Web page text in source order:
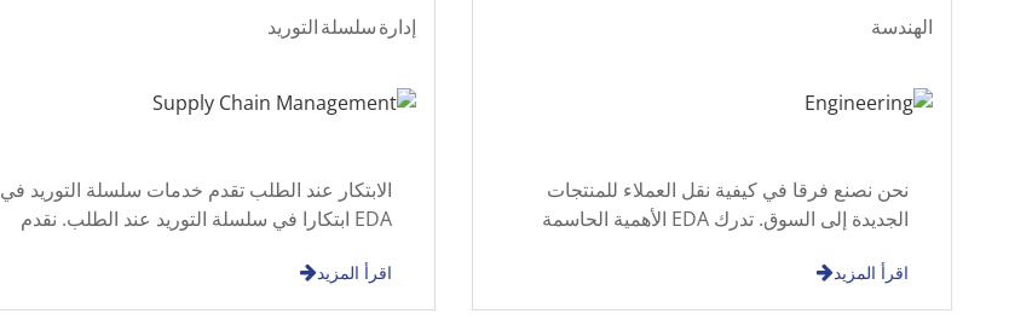
إدارة سلسلة التوريد
الابتكار عند الطلب تقدم خدمات سلسلة التوريد في
EDA ابتكارا في سلسلة التوريد عند الطلب. نقدم
والربح.
اقرأ المزيد
الهندسة
نحن نصنع فرقا في كيفية نقل العملاء للمنتجات
الجديدة إلى السوق. تدرك EDA الأهمية الحاسمة
تحسين وقت المنتج الجديد
اقرأ المزيد